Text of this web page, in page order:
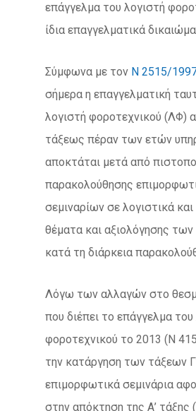
επάγγελμα του λογιστή
ίδια επαγγελματικά
Σύμφωνα με τον Ν 2515/
σήμερα η επαγγελματική
λογιστή φοροτεχνικού (ΛΦ)
τάξεως πέραν των ετών
αποκτάται μετά από
παρακολούθησης
σεμιναρίων σε λογιστικά
θέματα και αξιολόγησης
κατά τη διάρκεια
Λόγω των αλλαγών στο
που διέπει το επάγγελμα του
φοροτεχνικού το 2013 (Ν
την κατάργηση των τάξεων
επιμορφωτικά σεμινάρια
στην απόκτηση της Α’ τάξης